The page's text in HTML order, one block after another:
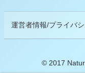
運営者情報/プライバ
© 2017